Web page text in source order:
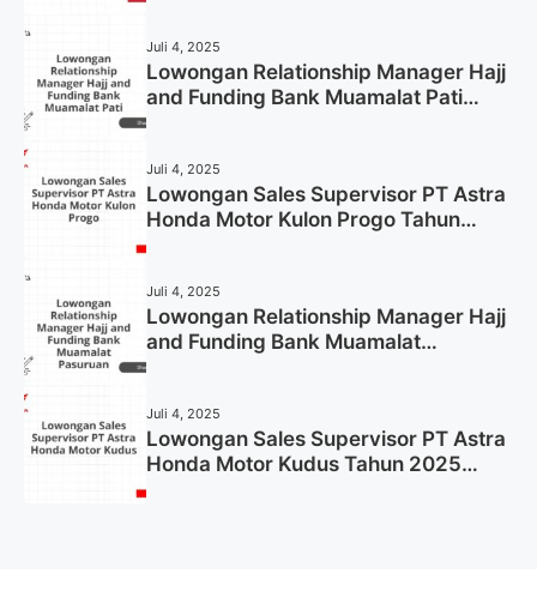
Juli 4, 2025
Lowongan Relationship Manager Hajj
and Funding Bank Muamalat Pati
Juli 4, 2025
Lowongan Sales Supervisor PT Astra
Honda Motor Kulon Progo Tahun
Juli 4, 2025
Lowongan Relationship Manager Hajj
and Funding Bank Muamalat
Juli 4, 2025
Lowongan Sales Supervisor PT Astra
Honda Motor Kudus Tahun 2025